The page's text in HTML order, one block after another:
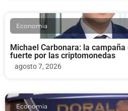
Economia
Michael Carbonara: la
fuerte por las criptomonedas
agosto 7, 2026
Economia